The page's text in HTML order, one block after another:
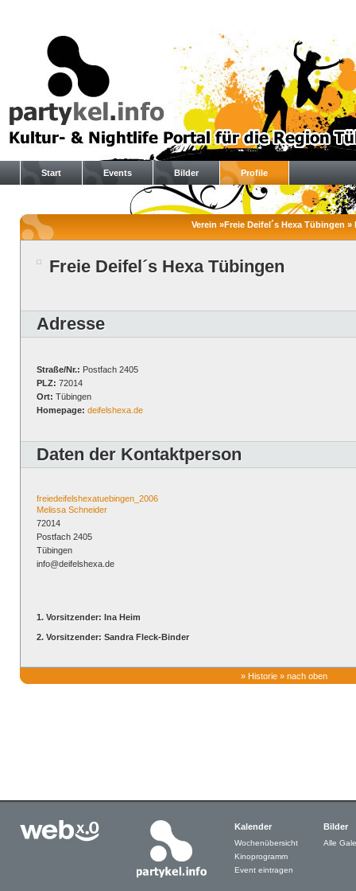
Start Events Bilder Profile
Verein »Freie Deifel´s Hexa Tübingen »
Freie Deifel´s Hexa Tübingen
Adresse
Straße/Nr.: Postfach 2405
PLZ: 72014
Ort: Tübingen
Homepage: deifelshexa.de
Daten der Kontaktperson
freiedeifelshexatuebingen_2006
Melissa Schneider
72014
Postfach 2405
Tübingen
info@deifelshexa.de
1. Vorsitzender: Ina Heim
2. Vorsitzender: Sandra Fleck-Binder
» Historie » nach oben
Kalender
Wochenübersicht
Kinoprogramm
Event eintragen
Bilder
Alle